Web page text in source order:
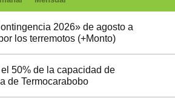
2026» de agosto a
los terremotos (+Monto)
50% de la capacidad de
de Termocarabobo